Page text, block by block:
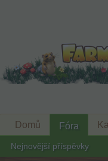
Domů Fóra
Nejnovější příspěvky